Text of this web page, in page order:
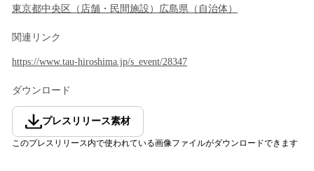
東京都中央区 （ 店舗・民間施設 ） 広島県 （ 自治体）
関連リンク
https://www.tau-hiroshima.jp/s_event/28347
ダウンロード
プレスリリース素材
このプレスリリース内で使われている画像ファイルがダウンロードできます